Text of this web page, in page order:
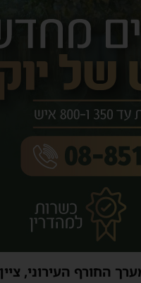
החורף העירוני,